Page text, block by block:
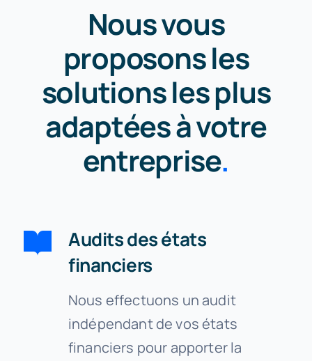
Nous vous
proposons les
solutions les plus
adaptées à votre
entreprise.
Audits des états
financiers
Nous effectuons un audit
indépendant de vos états
financiers pour apporter la